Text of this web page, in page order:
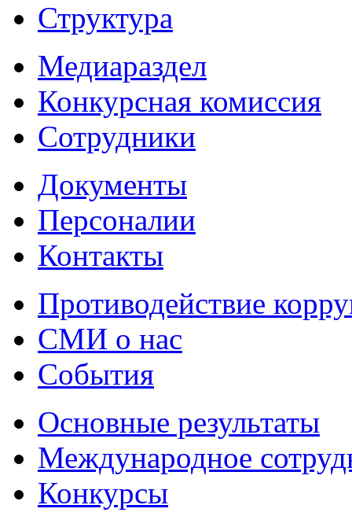
Структура
Медиараздел
Конкурсная комиссия
Сотрудники
Документы
Персоналии
Контакты
Противодействие
СМИ о нас
События
Основные результаты
Международное
Конкурсы